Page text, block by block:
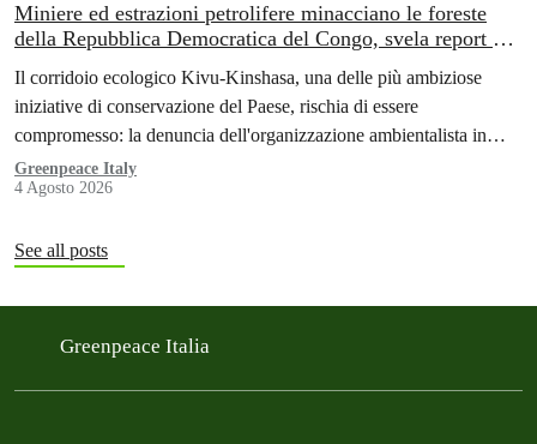
Miniere ed estrazioni petrolifere minacciano le foreste
della Repubblica Democratica del Congo, svela report di
Il corridoio ecologico Kivu-Kinshasa, una delle più ambiziose
iniziative di conservazione del Paese, rischia di essere
compromesso: la denuncia dell'organizzazione ambientalista in
Africa.
Greenpeace Italy
4 Agosto 2026
See all posts
Greenpeace Italia